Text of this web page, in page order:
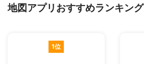
地図アプリおすすめランキング
1位